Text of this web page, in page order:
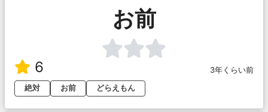
お前
6
3年くらい前
絶対
お前 どらえもん